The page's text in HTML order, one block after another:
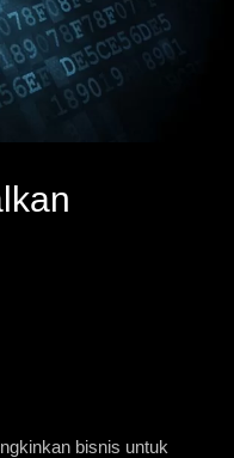
bisnis untuk